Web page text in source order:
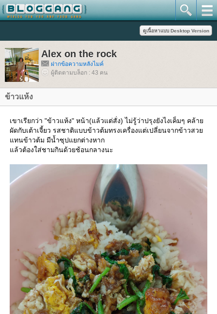
Alex on the rock
ฝากข้อความหลังไมค์
ผู้ติดตามบล็อก : 43 คน
ข้าวแห้ง
เขาเรียกว่า "ข้าวแห้ง" หน้า(แล้วแต่สั่ง) ไม่รู้ว่าปรุงยังไงเค็มๆ คล้า
ผัดกับเต้าเจี้ยว รสชาติแบบข้าวต้มทรงเครื่องแต่เปลี่ยนจากข้าวสว
ทนข้าวต้ม มีน้ำซุปแยกต่างหาก
ล้วต้องใส่ชามกินด้วยช้อนกลางนะ